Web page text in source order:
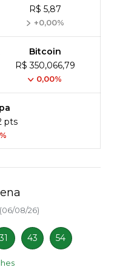
R$ 5,87
+0,00%
Bitcoin
R$ 350,066,79
0,00%
pts
08/26)
31 43 54